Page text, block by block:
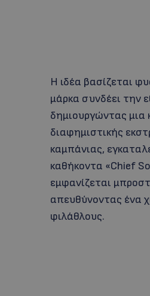
Η ιδέα βασίζεται
μάρκα συνδέει την
δημιουργώντας
διαφημιστικής
καμπάνιας,
καθήκοντα «Chief
εμφανίζεται
απευθύνοντας ένα
φιλάθλους.